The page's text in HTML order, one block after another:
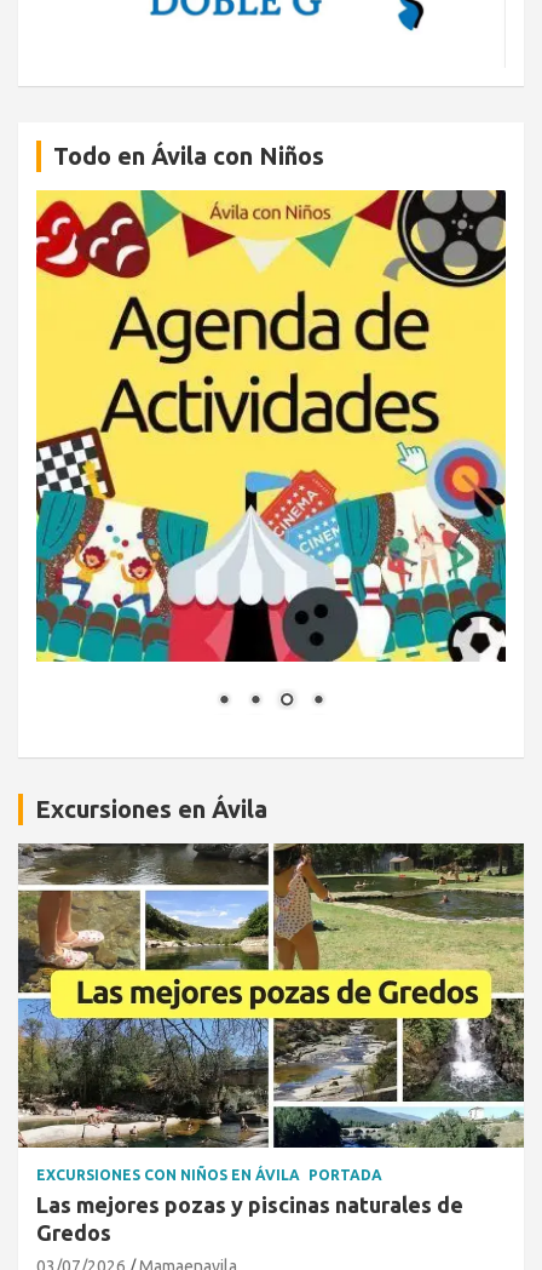
Todo en Ávila con Niños
Excursiones en Ávila
EXCURSIONES CON NIÑOS EN ÁVILA PORTADA
Las mejores pozas y piscinas naturales de
Gredos
03/07/2026 Mamaenavila